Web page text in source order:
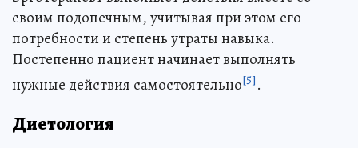
своим подопечным, учитывая при этом его
потребности и степень утраты навыка.
Постепенно пациент начинает выполнять
нужные действия самостоятельно[5].
Диетология